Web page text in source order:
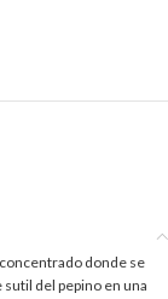
donde se
del pepino en una